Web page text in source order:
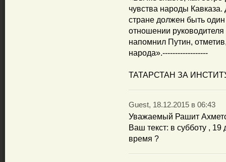
чувства народы Кавказа.
стране должен быть
отношении
напомнил Путин,
народа».------------------
ТАТАРСТАН ЗА
Guest, 18.12.2015 в 06:43
Уважаемый Рашит
Ваш текст: в субботу , 19
время ?